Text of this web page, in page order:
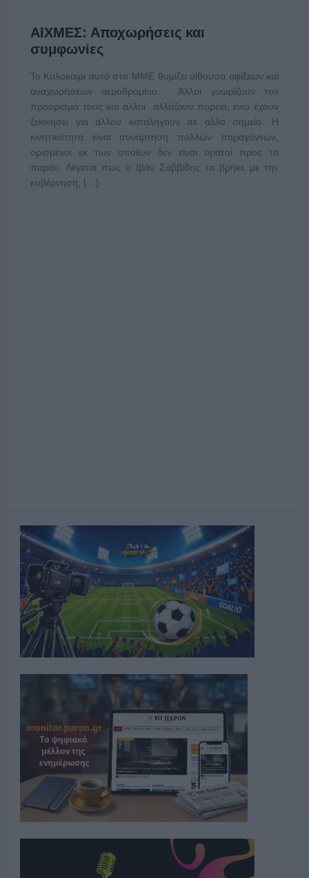
ΑΙΧΜΕΣ: Αποχωρήσεις και
συμφωνίες
Το Καλοκαίρι αυτό στα ΜΜΕ θυμίζει αίθουσα αφίξεων και
αναχωρήσεων αεροδρομίου. Άλλοι γνωρίζουν τον
προορισμό τους και άλλοι αλλάζουν πορεία, ενώ έχουν
ξεκινήσει για άλλου καταλήγουν σε άλλο σημείο. Η
κινητικότητα είναι συνάρτηση πολλών παραγόντων,
ορισμένοι εκ των οποίων δεν είναι ορατοί προς το
παρόν. Λέγεται πως ο Ιβάν Σαββίδης τα βρήκε με την
κυβέρνηση, […]